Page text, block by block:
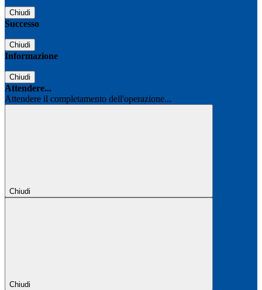
Chiudi
Successo
Chiudi
Informazione
Chiudi
Attendere...
Attendere il completamento dell'operazione...
Chiudi
Chiudi